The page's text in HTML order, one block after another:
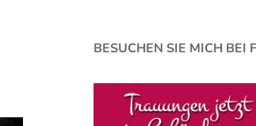
BESUCHEN SIE MICH BEI